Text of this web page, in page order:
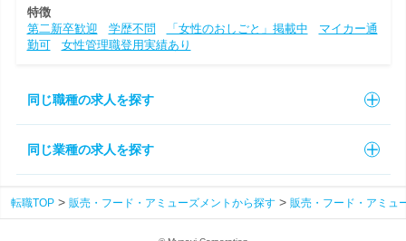
特徴
第二新卒歓迎
学歴不問 「女性のおしごと」掲載中
マイカー通
勤可
女性管理職登用実績あり
同じ職種の求人を探す
同じ業種の求人を探す
転職TOP 販売・フード・アミューズメントから探す 販売・フード・アミュ